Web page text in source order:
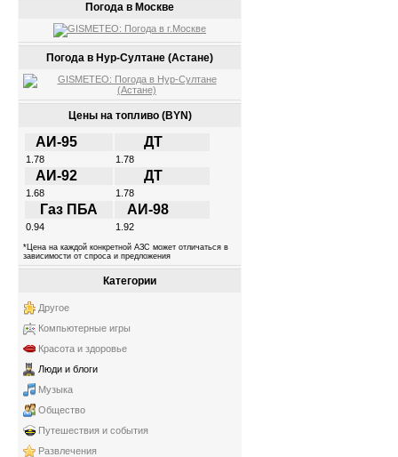
Погода в Москве
Погода в Нур-Султане (Астане)
Цены на топливо (BYN)
АИ-95 ДТ
1.78 1.78
АИ-92 ДТ
1.68 1.78
Газ ПБА АИ-98
0.94 1.92
*Цена на каждой конкретной АЗС может отличаться в
зависимости от спроса и предложения
Категории
Другое
Компьютерные игры
Красота и здоровье
Люди и блоги
Музыка
Общество
Путешествия и события
Развлечения